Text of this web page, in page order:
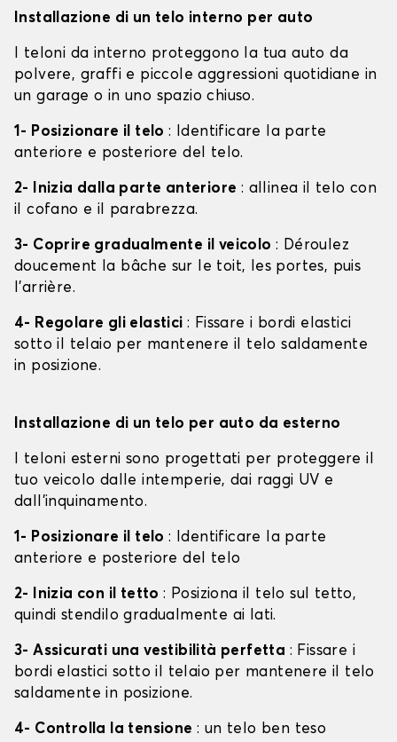
Installazione di un telo interno per auto
I teloni da interno proteggono la tua auto da
polvere, graffi e piccole aggressioni quotidiane in
un garage o in uno spazio chiuso.
1- Posizionare il telo: Identificare la parte
anteriore e posteriore del telo.
2- Inizia dalla parte anteriore : allinea il telo con
il cofano e il parabrezza.
3- Coprire gradualmente il veicolo : Déroulez
doucement la bâche sur le toit, les portes, puis
l'arrière.
4- Regolare gli elastici : Fissare i bordi elastici
sotto il telaio per mantenere il telo saldamente
in posizione.
Installazione di un telo per auto da esterno
I teloni esterni sono progettati per proteggere il
tuo veicolo dalle intemperie, dai raggi UV e
dall'inquinamento.
1- Posizionare il telo: Identificare la parte
anteriore e posteriore del telo
2- Inizia con il tetto: Posiziona il telo sul tetto,
quindi stendilo gradualmente ai lati.
3- Assicurati una vestibilità perfetta : Fissare i
bordi elastici sotto il telaio per mantenere il telo
saldamente in posizione.
4- Controlla la tensione : un telo ben teso